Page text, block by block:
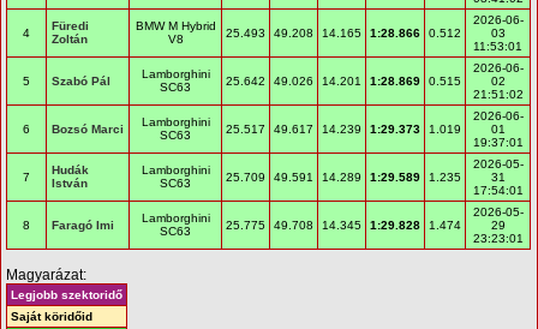
4
Füredi
Zoltán
BMW M Hybrid
V8
25.493 49.208 14.165 1:28.866 0.512
2026-06-
03
11:53:01
5 Szabó Pál
Lamborghini
SC63
25.642 49.026 14.201 1:28.869 0.515
2026-06-
02
21:51:02
6 Bozsó Marci
Lamborghini
SC63
25.517 49.617 14.239 1:29.373 1.019
2026-06-
01
19:37:01
7
Hudák
István
Lamborghini
SC63
25.709 49.591 14.289 1:29.589 1.235
2026-05-
31
17:54:01
8 Faragó Imi
Lamborghini
SC63
25.775 49.708 14.345 1:29.828 1.474
2026-05-
29
23:23:01
Magyarázat:
Legjobb szektoridő
Saját köridőid